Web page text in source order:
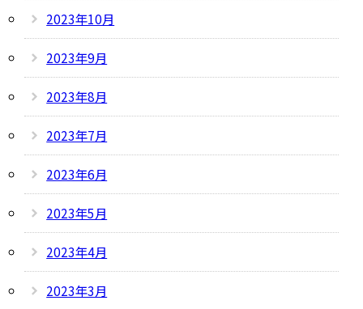
2023年10月
2023年9月
2023年8月
2023年7月
2023年6月
2023年5月
2023年4月
2023年3月